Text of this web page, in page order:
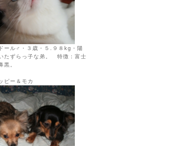
ール♂・３歳・５.９８kg・陽
たずらっ子な弟。 特徴：富士
黒。
ピー＆モカ